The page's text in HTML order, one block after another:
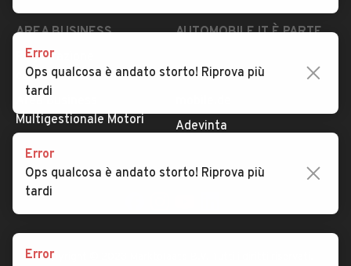
AREA BUSINESS
Registrazione
concessionario
Multigestionale Motori
AUTOMOBILE.IT È PARTE
subito.it
Adevinta
SEGUICI
Copyright © 2023 Marktplaats B.V. Tutti i diritti riservati.
Error
Ops qualcosa è andato storto! Riprova più
tardi
Error
Ops qualcosa è andato storto! Riprova più
tardi
Error